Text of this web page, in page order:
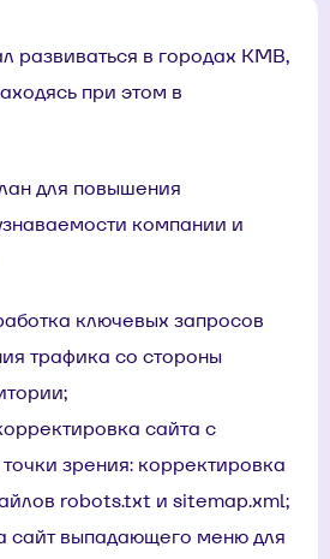
развиваться в городах КМВ,
при этом в
для повышения
компании и
ключевых запросов
трафика со стороны
сайта с
зрения: корректировка
robots.txt и sitemap.xml;
сайт выпадающего меню для